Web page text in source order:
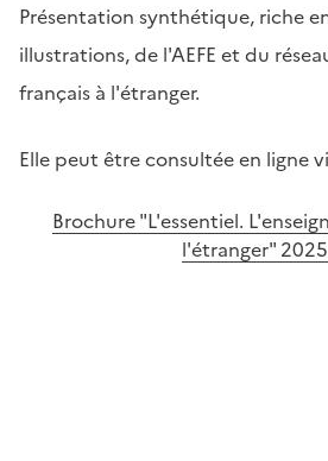
Présentation synthétique, riche
illustrations, de l'AEFE et du
français à l'étranger.
Elle peut être consultée en ligne
Brochure "L'essentiel.
l'étranger" 2025